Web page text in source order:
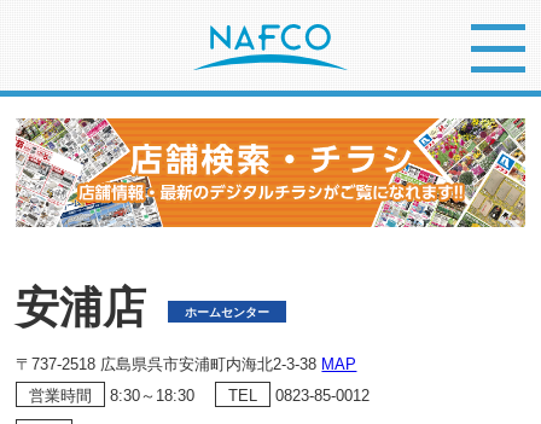
安浦店 ホームセンター
〒737-2518 広島県呉市安浦町内海北2-3-38 MAP
営業時間
8:30～18:30 TEL 0823-85-0012